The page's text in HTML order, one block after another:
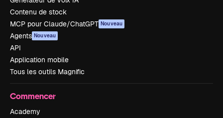
Contenu de stock
MCP pour Claude/ChatGPT Nouveau
Agents Nouveau
API
Application mobile
Tous les outils Magnific
Commencer
Academy